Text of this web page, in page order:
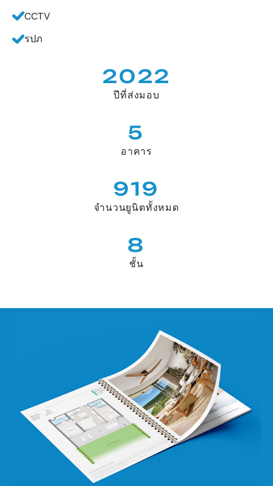
CCTV
รปภ
2022
ปีที่ส่งมอบ
5
อาคาร
919
จำนวนยูนิตทั้งหมด
8
ชั้น